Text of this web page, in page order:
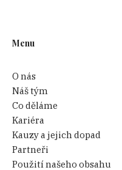
Menu
O nás
Náš tým
Co děláme
Kariéra
Kauzy a jejich dopad
Partneři
Použití našeho obsahu